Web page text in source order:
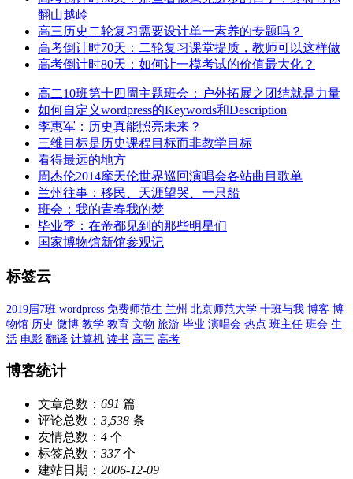
翻山越岭
高三历史二轮复习需要设计单一素养的专题吗？
高考倒计时70天：二轮复习课堂提质，教师可以这样做
高考倒计时80天：如何让一模考试的价值最大化？
高二10班第十四周主题班会：户外拓展之团结就是力量
如何自定义wordpress的Keywords和Description
李惠军：历史真能照亮未来？
三维目标是历史课程目标而非教学目标
看得最远的地方
周杰伦2014摩天伦世界巡回演唱会各站曲目歌单
兰州往事：移民、天涯望哭、一只船
班会：我的青春我的梦
毕业季：在帝都见到的那些明星们
国家博物馆新馆参观记
标签云
2019届7班 wordpress 免费师范生 兰州 北京师范大学 十班与我 博客 博
物馆 历史 微博 教学 教育 文物 旅游 毕业 演唱会 热点 班主任 班会 生
活 电影 翻译 计算机 读书 高三 高考
博客统计
文章总数： 691 篇
评论总数： 3,538 条
友情总数： 4 个
标签总数： 337个
建站日期： 2006-12-09